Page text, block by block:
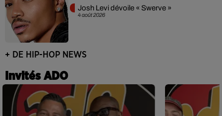
4 août 2026
Josh Levi dévoile « Swerve »
+ DE HIP-HOP NEWS
Invités ADO